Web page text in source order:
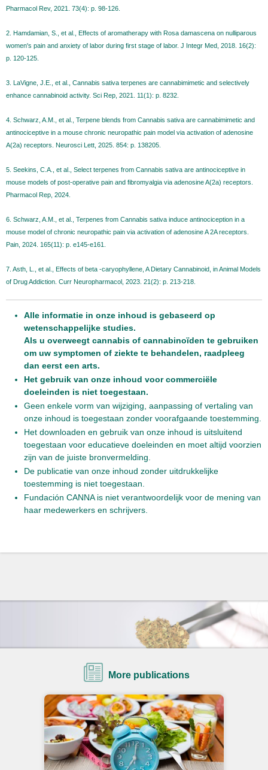
Pharmacol Rev, 2021. 73(4): p. 98-126.
2. Hamdamian, S., et al., Effects of aromatherapy with Rosa damascena on nulliparous
women's pain and anxiety of labor during first stage of labor. J Integr Med, 2018. 16(2):
p. 120-125.
3. LaVigne, J.E., et al., Cannabis sativa terpenes are cannabimimetic and selectively
enhance cannabinoid activity. Sci Rep, 2021. 11(1): p. 8232.
4. Schwarz, A.M., et al., Terpene blends from Cannabis sativa are cannabimimetic and
antinociceptive in a mouse chronic neuropathic pain model via activation of adenosine
A(2a) receptors. Neurosci Lett, 2025. 854: p. 138205.
5. Seekins, C.A., et al., Select terpenes from Cannabis sativa are antinociceptive in
mouse models of post-operative pain and fibromyalgia via adenosine A(2a) receptors.
Pharmacol Rep, 2024.
6. Schwarz, A.M., et al., Terpenes from Cannabis sativa induce antinociception in a
mouse model of chronic neuropathic pain via activation of adenosine A 2A receptors.
Pain, 2024. 165(11): p. e145-e161.
7. Asth, L., et al., Effects of beta -caryophyllene, A Dietary Cannabinoid, in Animal Models
of Drug Addiction. Curr Neuropharmacol, 2023. 21(2): p. 213-218.
Alle informatie in onze inhoud is gebaseerd op
wetenschappelijke studies.
Als u overweegt cannabis of cannabinoïden te gebruiken
om uw symptomen of ziekte te behandelen, raadpleeg
dan eerst een arts.
Het gebruik van onze inhoud voor commerciële
doeleinden is niet toegestaan.
Geen enkele vorm van wijziging, aanpassing of vertaling van
onze inhoud is toegestaan zonder voorafgaande toestemming.
Het downloaden en gebruik van onze inhoud is uitsluitend
toegestaan voor educatieve doeleinden en moet altijd voorzien
zijn van de juiste bronvermelding.
De publicatie van onze inhoud zonder uitdrukkelijke
toestemming is niet toegestaan.
Fundación CANNA is niet verantwoordelijk voor de mening van
haar medewerkers en schrijvers.
More publications